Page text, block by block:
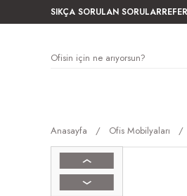
SIKÇA SORULAN SORULAR
Anasayfa Ofis Mobilyaları